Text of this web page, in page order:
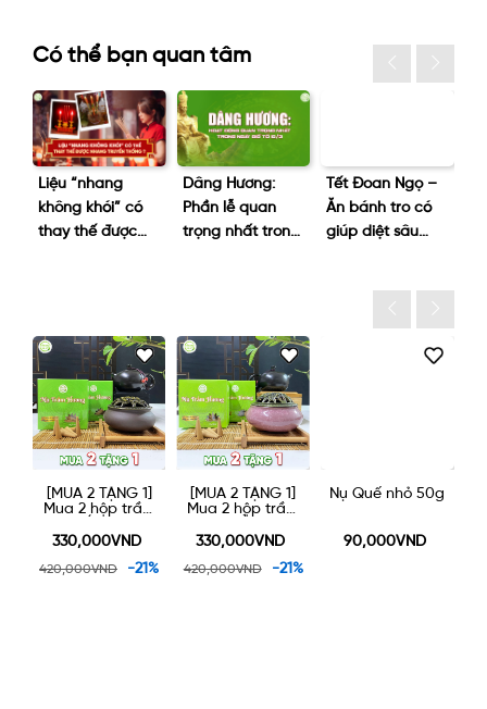
Có thể bạn quan tâm
Liệu “nhang
không khói” có
thay thế được
Dâng Hương:
Phần lễ quan
trọng nhất trong
Tết Đoan Ngọ –
Ăn bánh tro có
giúp diệt sâu
[MUA 2 TẶNG 1]
Mua 2 hộp trầm
tặng một lư gốm
xông trầm 90k
330,000VND
420,000VND -21%
[MUA 2 TẶNG 1]
Mua 2 hộp trầm
tặng một lư gốm
xông trầm 90k
330,000VND
420,000VND -21%
Nụ Quế nhỏ 50g
90,000VND